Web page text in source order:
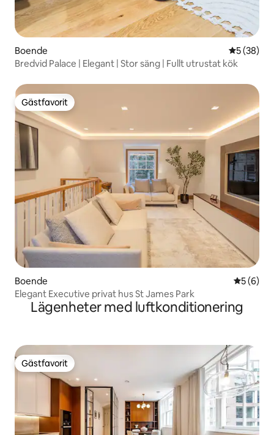
Boende 5 av 5 i
5 (38)
Bredvid Palace | Elegant | Stor säng | Fullt utrustat kök
Gästfavorit
Gästfavorit
Boende 5 av 5 i
5 (6)
Elegant Executive privat hus St James Park
Lägenheter med luftkonditionering
Gästfavorit
Gästfavorit